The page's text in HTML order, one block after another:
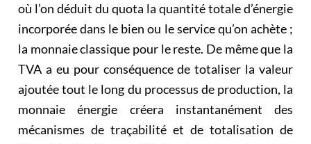
où l’on déduit du quota la quantité totale d’énergie
incorporée dans le bien ou le service qu’on achète ;
la monnaie classique pour le reste. De même que la
TVA a eu pour conséquence de totaliser la valeur
ajoutée tout le long du processus de production, la
monnaie énergie créera instantanément des
mécanismes de traçabilité et de totalisation de